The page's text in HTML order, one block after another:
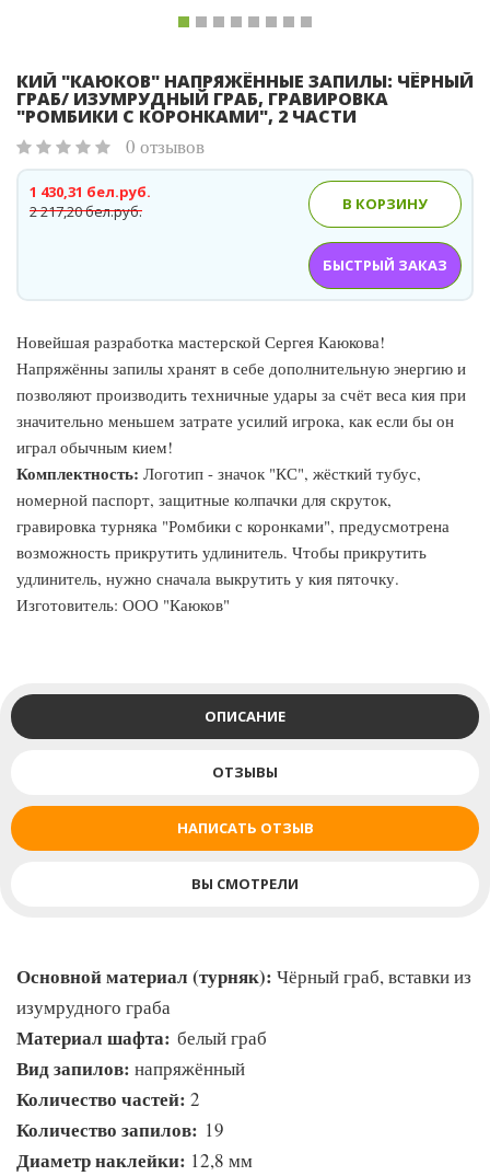
КИЙ "КАЮКОВ" НАПРЯЖЁННЫЕ ЗАПИЛЫ: ЧЁРНЫЙ
ГРАБ/ ИЗУМРУДНЫЙ ГРАБ, ГРАВИРОВКА
"РОМБИКИ С КОРОНКАМИ", 2 ЧАСТИ
0 отзывов
2 217,20 бел.руб.
1 430,31 бел.руб.
В КОРЗИНУ
БЫСТРЫЙ ЗАКАЗ
Новейшая разработка мастерской Сергея Каюкова!
Напряжённы запилы хранят в себе дополнительную энергию и
позволяют производить техничные удары за счёт веса кия при
значительно меньшем затрате усилий игрока, как если бы он
играл обычным кием!
Комплектность: Логотип - значок "КС", жёсткий тубус,
номерной паспорт, защитные колпачки для скруток,
гравировка турняка "Ромбики с коронками", предусмотрена
возможность прикрутить удлинитель. Чтобы прикрутить
удлинитель, нужно сначала выкрутить у кия пяточку.
Изготовитель: ООО "Каюков"
ОПИСАНИЕ
ОТЗЫВЫ
НАПИСАТЬ ОТЗЫВ
ВЫ СМОТРЕЛИ
Основной материал (турняк): Чёрный граб, вставки из
изумрудного граба
Материал шафта: белый граб
Вид запилов: напряжённый
Количество частей: 2
Количество запилов: 19
Диаметр наклейки: 12,8 мм